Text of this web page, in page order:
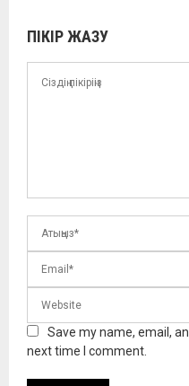
ПІКІР ЖАЗУ
Save my name, email,
next time I comment.